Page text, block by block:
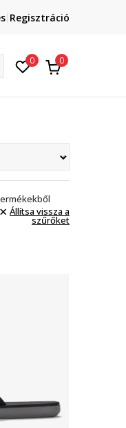
Regisztráció
0 0
Állítsa vissza a
szűrőket